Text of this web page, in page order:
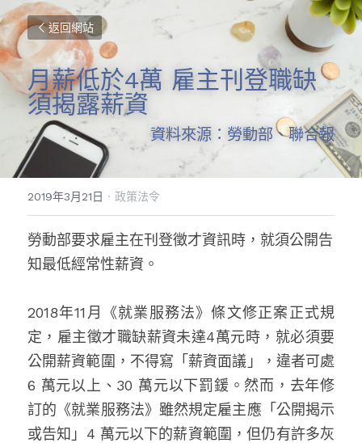
返回網站
月薪低於4萬 雇主刊登職缺
須揭露薪資
資料來源：勞動部、聯合報
2019年3月21日 · 政策法令
勞動部要求雇主在刊登徵才資訊時，就須公開告
知最低經常性薪資。
2018年11月《就業服務法》條文修正案正式規
定，雇主徵才職缺薪資未達4萬元時，就必須要
公開薪資範圍，不得寫「薪資面議」，違者可處
6 萬元以上、30 萬元以下罰鍰。然而，去年修
訂的《就業服務法》雖然規定雇主應「公開揭示
或告知」4 萬元以下的薪資範圍，但仍有許多灰